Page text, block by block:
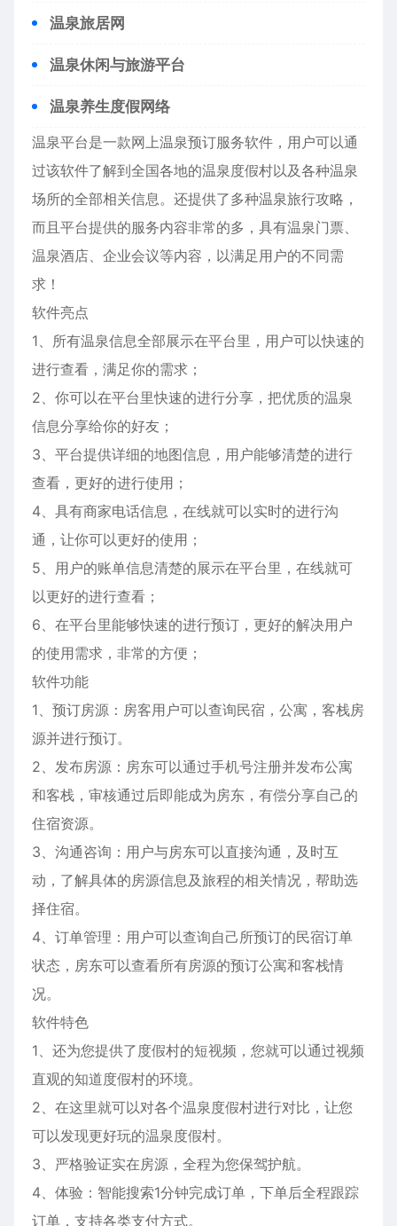
温泉旅居网
温泉休闲与旅游平台
温泉养生度假网络
温泉平台是一款网上温泉预订服务软件，用户可以通
过该软件了解到全国各地的温泉度假村以及各种温泉
场所的全部相关信息。还提供了多种温泉旅行攻略，
而且平台提供的服务内容非常的多，具有温泉门票、
温泉酒店、企业会议等内容，以满足用户的不同需
求！
软件亮点
1、所有温泉信息全部展示在平台里，用户可以快速的
进行查看，满足你的需求；
2、你可以在平台里快速的进行分享，把优质的温泉
信息分享给你的好友；
3、平台提供详细的地图信息，用户能够清楚的进行
查看，更好的进行使用；
4、具有商家电话信息，在线就可以实时的进行沟
通，让你可以更好的使用；
5、用户的账单信息清楚的展示在平台里，在线就可
以更好的进行查看；
6、在平台里能够快速的进行预订，更好的解决用户
的使用需求，非常的方便；
软件功能
1、预订房源：房客用户可以查询民宿，公寓，客栈房
源并进行预订。
2、发布房源：房东可以通过手机号注册并发布公寓
和客栈，审核通过后即能成为房东，有偿分享自己的
住宿资源。
3、沟通咨询：用户与房东可以直接沟通，及时互
动，了解具体的房源信息及旅程的相关情况，帮助选
择住宿。
4、订单管理：用户可以查询自己所预订的民宿订单
状态，房东可以查看所有房源的预订公寓和客栈情
况。
软件特色
1、还为您提供了度假村的短视频，您就可以通过视频
直观的知道度假村的环境。
2、在这里就可以对各个温泉度假村进行对比，让您
可以发现更好玩的温泉度假村。
3、严格验证实在房源，全程为您保驾护航。
4、体验：智能搜索1分钟完成订单，下单后全程跟踪
订单，支持各类支付方式。